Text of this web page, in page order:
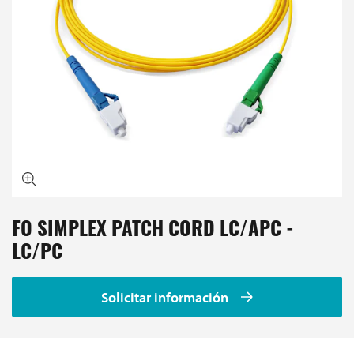
FO SIMPLEX PATCH CORD LC/APC -
LC/PC
Solicitar información